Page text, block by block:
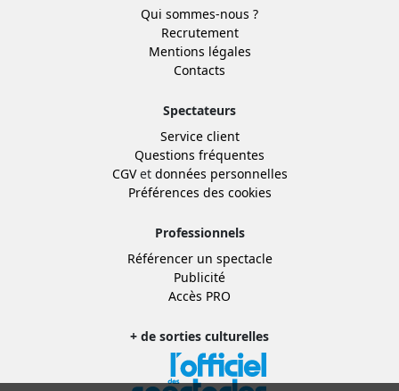
Qui sommes-nous ?
Recrutement
Mentions légales
Contacts
Spectateurs
Service client
Questions fréquentes
CGVet données personnelles
Préférences des cookies
Professionnels
Référencer un spectacle
Publicité
Accès PRO
+ de sorties culturelles